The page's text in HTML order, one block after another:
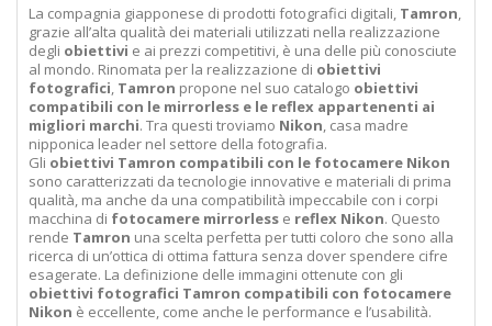
La compagnia giapponese di prodotti fotografici digitali, Tamron,
grazie all’alta qualità dei materiali utilizzati nella realizzazione
degli obiettivi e ai prezzi competitivi, è una delle più conosciute
al mondo. Rinomata per la realizzazione di obiettivi
fotografici, Tamron propone nel suo catalogo obiettivi
compatibili con le mirrorless e le reflex appartenenti ai
migliori marchi. Tra questi troviamo Nikon, casa madre
nipponica leader nel settore della fotografia.
Gli obiettivi Tamron compatibili con le fotocamere Nikon
sono caratterizzati da tecnologie innovative e materiali di prima
qualità, ma anche da una compatibilità impeccabile con i corpi
macchina di fotocamere mirrorless e reflex Nikon. Questo
rende Tamron una scelta perfetta per tutti coloro che sono alla
ricerca di un’ottica di ottima fattura senza dover spendere cifre
esagerate. La definizione delle immagini ottenute con gli
obiettivi fotografici Tamron compatibili con fotocamere
Nikon è eccellente, come anche le performance e l’usabilità.